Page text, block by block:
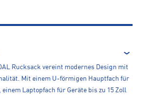
Rucksack vereint modernes Design mit
Mit einem U-förmigen Hauptfach für
einem Laptopfach für Geräte bis zu 15 Zoll